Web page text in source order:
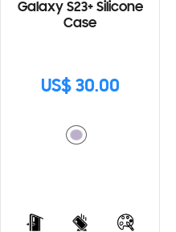
Galaxy S23+ Silicone
Case
US$ 30.00